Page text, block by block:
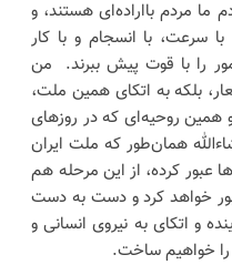
ما مردم بااراده‌ای هستند، و
سرعت، با انسجام و با کار
را با قوت پیش ببرند. من
بلکه به اتکای همین ملت،
همین روحیه‌ای که در روزهای
همان‌طور که ملت ایران
عبور کرده، از این مرحله هم
خواهد کرد و دست به دست
و اتکای به نیروی انسانی و
را خواهیم ساخت.